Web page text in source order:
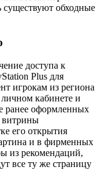
существуют обходные
доступа к
Plus для
игрокам из региона
кабинете и
ранее оформленных
витрины
его открытия
и в фирменных
из рекомендаций,
все ту же страницу